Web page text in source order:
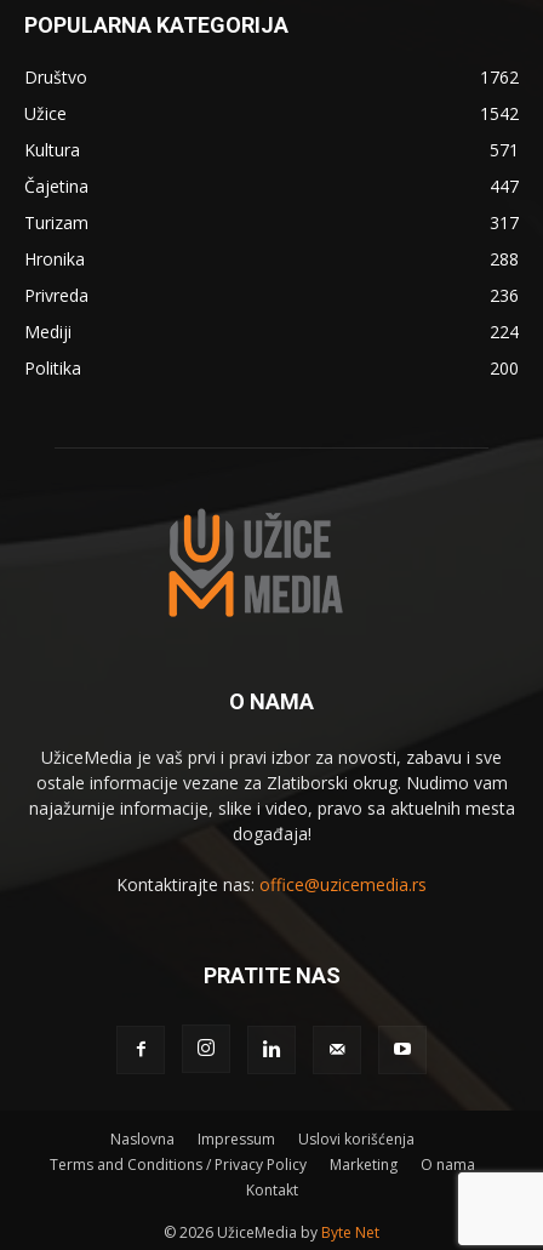
POPULARNA KATEGORIJA
Društvo
1762
Užice
1542
Kultura
571
Čajetina
447
Turizam
317
Hronika
288
Privreda
236
Mediji
224
Politika
200
O NAMA
UžiceMedia je vaš prvi i pravi izbor za novosti, zabavu i sve
ostale informacije vezane za Zlatiborski okrug. Nudimo vam
najažurnije informacije, slike i video, pravo sa aktuelnih mesta
događaja!
Kontaktirajte nas: office@uzicemedia.rs
PRATITE NAS
Naslovna Impressum
Uslovi korišćenja
Terms and Conditions / Privacy Policy
Marketing
O nama
Kontakt
©2026 UžiceMedia by Byte Net